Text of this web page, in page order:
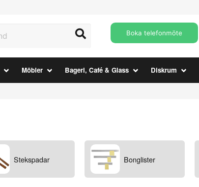
Boka telefonmöte
Möbler Bageri, Café & Glass Diskrum
Stekspadar Bonglister